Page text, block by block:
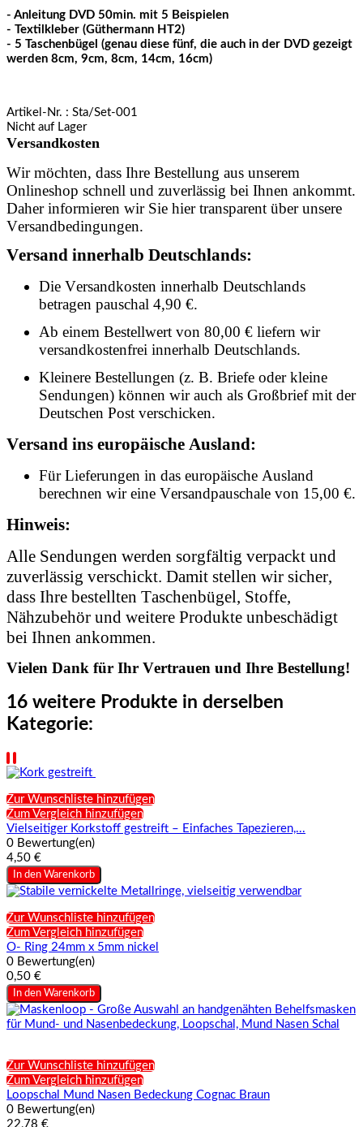
- Anleitung DVD 50min. mit 5 Beispielen
- Textilkleber (Güthermann HT2)
- 5 Taschenbügel (genau diese fünf, die auch in der DVD gezeigt
werden 8cm, 9cm, 8cm, 14cm, 16cm)
Artikel-Nr. : Sta/Set-001
Nicht auf Lager
Versandkosten
Wir möchten, dass Ihre Bestellung aus unserem
Onlineshop schnell und zuverlässig bei Ihnen ankommt.
Daher informieren wir Sie hier transparent über unsere
Versandbedingungen.
Versand innerhalb Deutschlands:
Die Versandkosten innerhalb Deutschlands
betragen pauschal 4,90 €.
Ab einem Bestellwert von 80,00 € liefern wir
versandkostenfrei innerhalb Deutschlands.
Kleinere Bestellungen (z. B. Briefe oder kleine
Sendungen) können wir auch als Großbrief mit der
Deutschen Post verschicken.
Versand ins europäische Ausland:
Für Lieferungen in das europäische Ausland
berechnen wir eine Versandpauschale von 15,00 €.
Hinweis:
Alle Sendungen werden sorgfältig verpackt und
zuverlässig verschickt. Damit stellen wir sicher,
dass Ihre bestellten Taschenbügel, Stoffe,
Nähzubehör und weitere Produkte unbeschädigt
bei Ihnen ankommen.
Vielen Dank für Ihr Vertrauen und Ihre Bestellung!
16 weitere Produkte in derselben
Kategorie:
Zur Wunschliste hinzufügen
Zum Vergleich hinzufügen
Vielseitiger Korkstoff gestreift – Einfaches Tapezieren,...
0 Bewertung(en)
4,50 €
In den Warenkorb
Zur Wunschliste hinzufügen
Zum Vergleich hinzufügen
O- Ring 24mm x 5mm nickel
0 Bewertung(en)
0,50 €
In den Warenkorb
Zur Wunschliste hinzufügen
Zum Vergleich hinzufügen
Loopschal Mund Nasen Bedeckung Cognac Braun
0 Bewertung(en)
22,78 €